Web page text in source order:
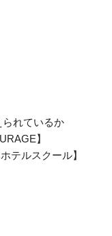
れているか
】
テルスクール】